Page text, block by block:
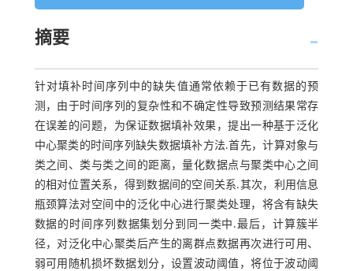
摘要
针对填补时间序列中的缺失值通常依赖于已有数据的预
测，由于时间序列的复杂性和不确定性导致预测结果常存
在误差的问题，为保证数据填补效果，提出一种基于泛化
中心聚类的时间序列缺失数据填补方法.首先，计算对象与
类之间、类与类之间的距离，量化数据点与聚类中心之间
的相对位置关系，得到数据间的空间关系.其次，利用信息
瓶颈算法对空间中的泛化中心进行聚类处理，将含有缺失
数据的时间序列数据集划分到同一类中.最后，计算簇半
径，对泛化中心聚类后产生的离群点数据再次进行可用、
弱可用随机损坏数据划分，设置波动阈值，将位于波动阈